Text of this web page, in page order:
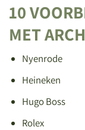
10
MET
Nyenrode
Heineken
Hugo Boss
Rolex